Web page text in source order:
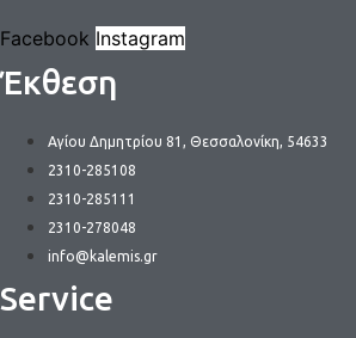
Facebook Instagram
Έκθεση
Αγίου Δημητρίου 81, Θεσσαλονίκη, 54633
2310-285108
2310-285111
2310-278048
info@kalemis.gr
Service